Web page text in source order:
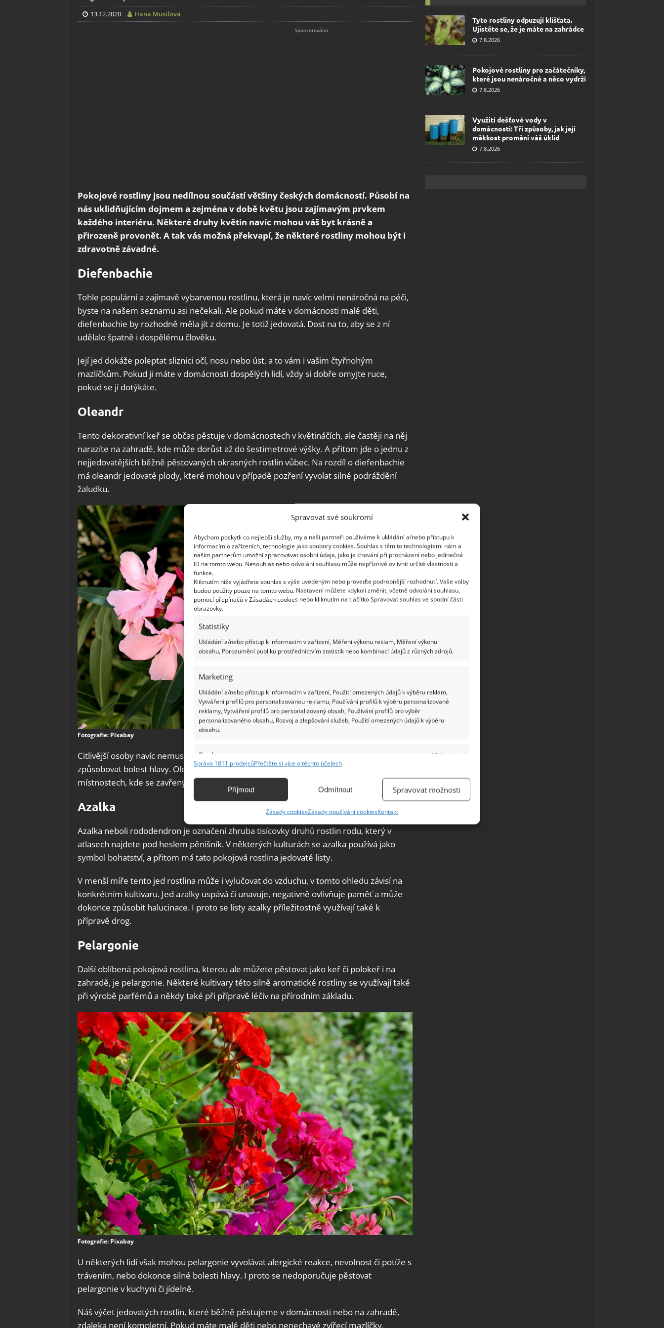
Spravovat své soukromí
Abychom poskytli co nejlepší služby, my a naši partneři používáme k ukládání a/nebo přístupu k
informacím o zařízeních, technologie jako soubory cookies. Souhlas s těmito technologiemi nám a
našim partnerům umožní zpracovávat osobní údaje, jako je chování při procházení nebo jedinečná
ID na tomto webu. Nesouhlas nebo odvolání souhlasu může nepříznivě ovlivnit určité vlastnosti a
funkce.
Kliknutím níže vyjádřete souhlas s výše uvedeným nebo proveďte podrobnější rozhodnutí. Vaše volby
budou použity pouze na tomto webu. Nastavení můžete kdykoli změnit, včetně odvolání souhlasu,
pomocí přepínačů v Zásadách cookies nebo kliknutím na tlačítko Spravovat souhlas ve spodní části
obrazovky.
Statistiky
Ukládání a/nebo přístup k informacím v zařízení, Měření výkonu reklam, Měření výkonu
obsahu, Porozumění publiku prostřednictvím statistik nebo kombinací údajů z různých zdrojů.
Marketing
Ukládání a/nebo přístup k informacím v zařízení, Použití omezených údajů k výběru reklam,
Vytváření profilů pro personalizovanou reklamu, Používání profilů k výběru personalizované
reklamy, Vytváření profilů pro personalizovaný obsah, Používání profilů pro výběr
personalizovaného obsahu, Rozvoj a zlepšování služeb, Použití omezených údajů k výběru
obsahu.
Funkce
Vždy aktivní
Identifikace zařízení na základě automaticky přenášených informací.
základě aktivně vyžádaných informací.
Zajištění bezpečnosti, předcházení a zjišťování podvodů a
odstraňování chyb, Poskytování a zobrazování reklamy a obsahu,
Správa 1811 prodejcůPřečtěte si více o těchto účelech
Příjmout Odmítnout Spravovat možnosti
Zásady cookiesZásady používání cookiesKontakt
13.12.2020 Hana Musilová
Pokojové rostliny jsou nedílnou součástí většiny českých domácností. Působí na
nás uklidňujícím dojmem a zejména v době květu jsou zajímavým prvkem
každého interiéru. Některé druhy květin navíc mohou váš byt krásně a
přirozeně provonět. A tak vás možná překvapí, že některé rostliny mohou být i
zdravotně závadné.
Diefenbachie
Tohle populární a zajímavě vybarvenou rostlinu, která je navíc velmi nenáročná na péči,
byste na našem seznamu asi nečekali. Ale pokud máte v domácnosti malé děti,
diefenbachie by rozhodně měla jít z domu. Je totiž jedovatá. Dost na to, aby se z ní
udělalo špatně i dospělému člověku.
Její jed dokáže poleptat sliznici očí, nosu nebo úst, a to vám i vašim čtyřnohým
mazlíčkům. Pokud ji máte v domácnosti dospělých lidí, vždy si dobře omyjte ruce,
pokud se jí dotýkáte.
Oleandr
Tento dekorativní keř se občas pěstuje v domácnostech v květináčích, ale častěji na něj
narazíte na zahradě, kde může dorůst až do šestimetrové výšky. A přitom jde o jednu z
nejjedovatějších běžně pěstovaných okrasných rostlin vůbec. Na rozdíl o diefenbachie
má oleandr jedovaté plody, které mohou v případě pozření vyvolat silné podráždění
žaludku.
Fotografie: Pixabay
Citlivější osoby navíc nemusí nejlépe snášet opojnou vůni oleandru, která může
způsobovat bolest hlavy. Oleandr by se tak rozhodně neměl nacházet v ložnicích a
místnostech, kde se zavřenými okny trávíte dlouhé hodiny.
Azalka
Azalka neboli rododendron je označení zhruba tisícovky druhů rostlin rodu, který v
atlasech najdete pod heslem pěnišník. V některých kulturách se azalka používá jako
symbol bohatství, a přitom má tato pokojová rostlina jedovaté listy.
V menší míře tento jed rostlina může i vylučovat do vzduchu, v tomto ohledu závisí na
konkrétním kultivaru. Jed azalky uspává či unavuje, negativně ovlivňuje paměť a může
dokonce způsobit halucinace. I proto se listy azalky příležitostně využívají také k
přípravě drog.
Pelargonie
Další oblíbená pokojová rostlina, kterou ale můžete pěstovat jako keř či polokeř i na
zahradě, je pelargonie. Některé kultivary této silně aromatické rostliny se využívají také
při výrobě parfémů a někdy také při přípravě léčiv na přírodním základu.
Fotografie: Pixabay
U některých lidí však mohou pelargonie vyvolávat alergické reakce, nevolnost či potíže s
trávením, nebo dokonce silné bolesti hlavy. I proto se nedoporučuje pěstovat
pelargonie v kuchyni či jídelně.
Náš výčet jedovatých rostlin, které běžně pěstujeme v domácnosti nebo na zahradě,
zdaleka není kompletní. Pokud máte malé děti nebo nenechavé zvířecí mazlíčky,
Tyto rostliny odpuzují klíšťata.
Ujistěte se, že je máte na zahrádce
7.8.2026
Pokojové rostliny pro začátečníky,
které jsou nenáročné a něco vydrží
7.8.2026
Využití dešťové vody v
domácnosti: Tři způsoby, jak její
měkkost promění váš úklid
7.8.2026